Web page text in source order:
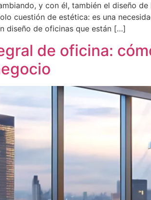
y con él, también el diseño
cuestión de estética: es una
diseño de oficinas que están […]
de oficina: